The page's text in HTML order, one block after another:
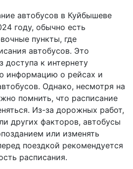
автобусов в Куйбышеве
году, обычно есть
пункты, где
автобусов. Это
доступа к интернету
информацию о рейсах и
Однако, несмотря на
помнить, что расписание
Из-за дорожных работ,
других факторов, автобусы
или изменять
поездкой рекомендуется
расписания.